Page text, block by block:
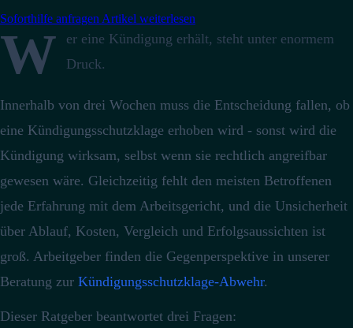
Soforthilfe anfragen Artikel weiterlesen
W
er eine Kündigung erhält, steht unter enormem
Druck.
Innerhalb von drei Wochen muss die Entscheidung fallen, ob
eine Kündigungsschutzklage erhoben wird - sonst wird die
Kündigung wirksam, selbst wenn sie rechtlich angreifbar
gewesen wäre. Gleichzeitig fehlt den meisten Betroffenen
jede Erfahrung mit dem Arbeitsgericht, und die Unsicherheit
über Ablauf, Kosten, Vergleich und Erfolgsaussichten ist
groß. Arbeitgeber finden die Gegenperspektive in unserer
Beratung zur Kündigungsschutzklage-Abwehr.
Dieser Ratgeber beantwortet drei Fragen: